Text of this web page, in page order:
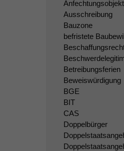
Ausschreibung
Bauzone
befristete
Betreibungsferien
Beweiswürdigung
BGE
BIT
CAS
Doppelbürger